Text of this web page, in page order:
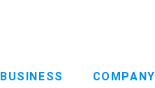
BUSINESS COMPANY